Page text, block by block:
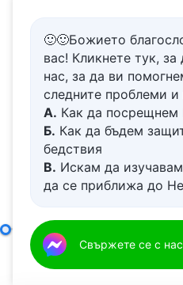
престанал да
споменът Му за него е
заличен. Тоест огънят,
само унищожи целия
унищожи изпълнените
и не само унищожи
които са били
огънят унищожи и
тази цел Бог изгори
🙂🙂Божието
вас! Кликнете тук,
нас, за да ви
следните проблеми и
А. Как да посрещнем
Б. Как да бъдем
бедствия
В. Искам да
да се приближа до
живот
Д.Имам молба за
Свържете се с
Самият Бог,